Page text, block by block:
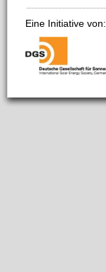
Eine Initiative von: